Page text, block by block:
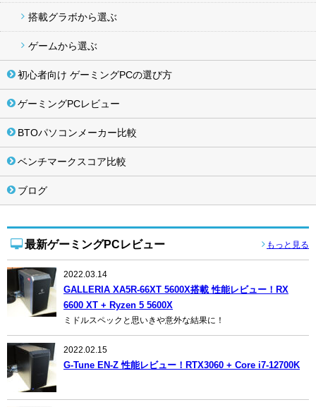
搭載グラボから選ぶ
ゲームから選ぶ
初心者向け ゲーミングPCの選び方
ゲーミングPCレビュー
BTOパソコンメーカー比較
ベンチマークスコア比較
ブログ
最新ゲーミングPCレビュー もっと見る
2022.03.14
GALLERIA XA5R-66XT 5600X搭載 性能レビュー！RX
6600 XT + Ryzen 5 5600X
ミドルスペックと思いきや意外な結果に！
2022.02.15
G-Tune EN-Z 性能レビュー！RTX3060 + Core i7-12700K